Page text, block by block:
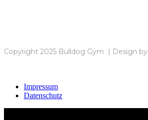
Copyright 2025 Bulldog Gym | Design by
Impressum
Datenschutz